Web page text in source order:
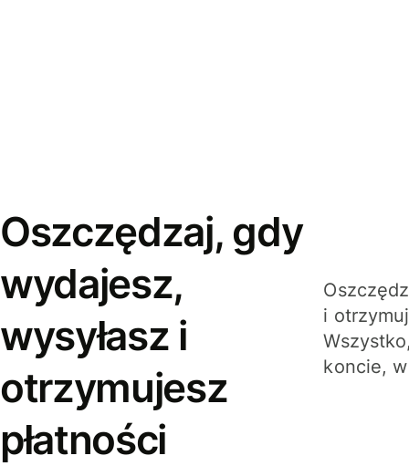
Oszczędzaj, gdy
wydajesz,
wysyłasz i
otrzymujesz
płatności
i
koncie,